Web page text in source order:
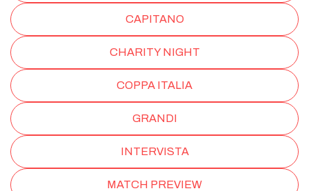
CAPITANO
CHARITY NIGHT
COPPA ITALIA
GRANDI
INTERVISTA
MATCH PREVIEW